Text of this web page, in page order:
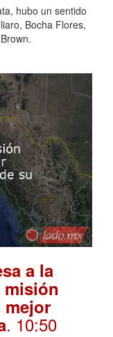
hubo un sentido
Bocha Flores,
a la
misión
mejor
. 10:50